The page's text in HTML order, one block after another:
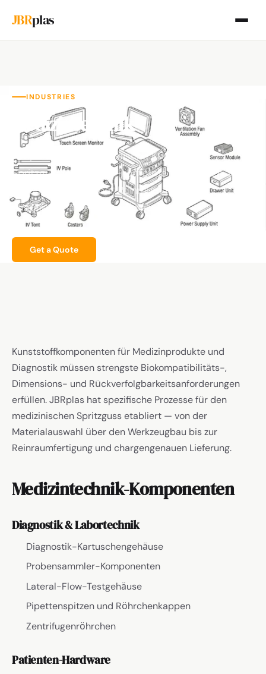
JBRplas
INDUSTRIES
Medizintechnik
JBRplas fertigt medizinische Kunststoff-
Spritzgussteile — FDA-konforme Materialien, ISO
10993 biokompatibel, Reinraum ISO 8,
chargengenaue Rückverfolgbarkeit.
Get a Quote
Kunststoffkomponenten für Medizinprodukte und
Diagnostik müssen strengste Biokompatibilitäts-,
Dimensions- und Rückverfolgbarkeitsanforderungen
erfüllen. JBRplas hat spezifische Prozesse für den
medizinischen Spritzguss etabliert — von der
Materialauswahl über den Werkzeugbau bis zur
Reinraumfertigung und chargengenauen Lieferung.
Medizintechnik-Komponenten
Diagnostik & Labortechnik
Diagnostik-Kartuschengehäuse
Probensammler-Komponenten
Lateral-Flow-Testgehäuse
Pipettenspitzen und Röhrchenkappen
Zentrifugenröhrchen
Patienten-Hardware